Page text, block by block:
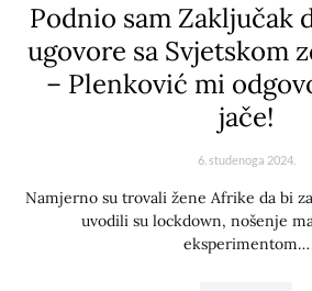
Podnio sam Zaključak
ugovore sa Svjetskom
– Plenković mi
jače!
6. studenoga 2024.
Namjerno su trovali žene Afrike da bi
uvodili su lockdown, nošenje
eksperimentom…